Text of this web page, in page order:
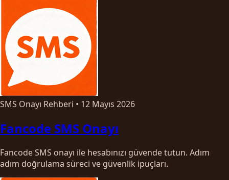
SMS Onayı Rehberi • 12 Mayıs 2026
Fancode SMS Onayı
Fancode SMS onayı ile hesabınızı güvende tutun. Adım
adım doğrulama süreci ve güvenlik ipuçları.